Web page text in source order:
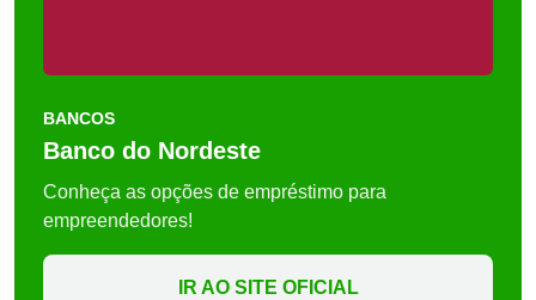
BANCOS
Banco do Nordeste
Conheça as opções de empréstimo para
empreendedores!
IR AO SITE OFICIAL